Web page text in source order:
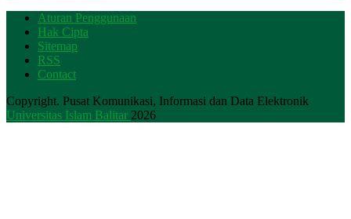
Aturan Penggunaan
Hak Cipta
Sitemap
RSS
Contact
Copyright. Pusat Komunikasi, Informasi dan Data Elektronik
Universitas Islam Balitar 2026